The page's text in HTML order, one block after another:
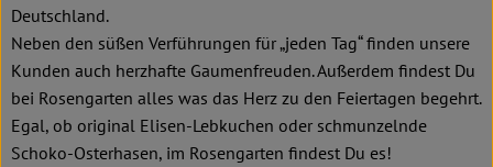
Deutschland.
Neben den süßen Verführungen für „jeden Tag“ finden unsere
Kunden auch herzhafte Gaumenfreuden. Außerdem findest Du
bei Rosengarten alles was das Herz zu den Feiertagen begehrt.
Egal, ob original Elisen-Lebkuchen oder schmunzelnde
Schoko-Osterhasen, im Rosengarten findest Du es!